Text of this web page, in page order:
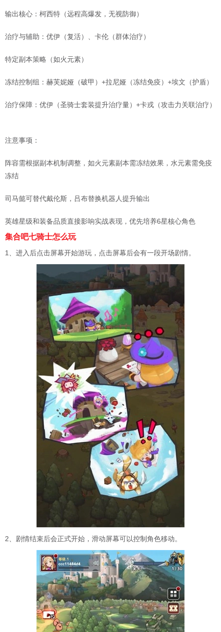
‌输出核心‌：柯西特（远程高爆发，无视防御） ‌
‌治疗与辅助‌：优伊（复活）、卡伦（群体治疗） ‌
特定副本策略（如火元素）
‌冻结控制组‌：赫芙妮娅（破甲）+拉尼娅（冻结免疫）+埃文（护盾） ‌
‌治疗保障‌：优伊（圣骑士套装提升治疗量）+卡戎（攻击力关联治疗）
‌注意事项‌：
阵容需根据副本机制调整，如火元素副本需冻结效果，水元素需免疫
冻结 ‌
司马懿可替代戴伦斯，吕布替换机器人提升输出 ‌
英雄星级和装备品质直接影响实战表现，优先培养6星核心角色 ‌
集合吧七骑士怎么玩
1、进入后点击屏幕开始游玩，点击屏幕后会有一段开场剧情。
2、剧情结束后会正式开始，滑动屏幕可以控制角色移动。